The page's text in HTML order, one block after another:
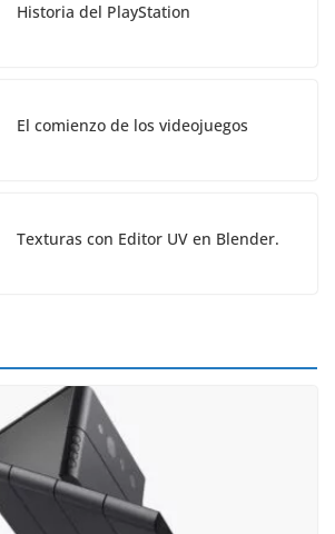
Historia del PlayStation
El comienzo de los videojuegos
Texturas con Editor UV en Blender.